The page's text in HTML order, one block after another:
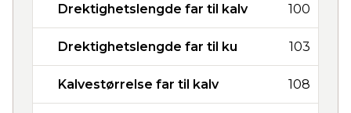
Drektighetslengde far til kalv 100
Drektighetslengde far til ku 103
Kalvestørrelse far til kalv 108